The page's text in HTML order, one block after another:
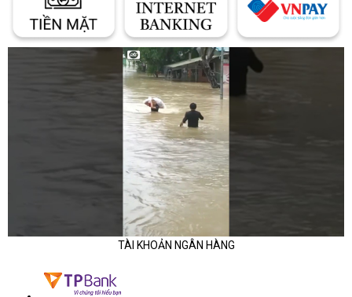
nhám, mặt lưng vát nhẹ, điểm nhấn là chân đế hình V góc cạnh
tạo thế cân bằng vững vàng.
Mặc dù là dòng gaming, thiết kế vẫn đủ tinh giản để phù hợp cả
trong môi trường văn phòng hoặc góc làm việc cá nhân. Phần
chân đế hỗ trợ nghiêng (-5° đến 21°), tuy không có nâng hạ hoặc
xoay, nhưng màn hình tương thích ngàm treo VESA 100×100, rất
tiện khi lắp arm treo để tiết kiệm không gian. Màn hình được hoàn
thiện chắc chắn – đúng phong cách Dell build bền: khung cứng,
khớp gắn ổn, không rung khi thao tác chuột mạnh.
Kết nối đầy đủ – sẵn sàng cho mọi hệ thống
Dell S2422HG hỗ trợ nhiều cổng kết nối phổ biến, đảm bảo tương
thích với mọi cấu hình PC gaming hiện nay:
2 × HDMI 2.0 (hỗ trợ 165Hz)
TÀI KHOẢN NGÂN HÀNG